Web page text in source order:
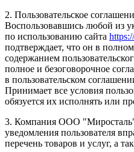
2. Пользовательское
Воспользовавшись любой из
по использованию сайта
подтверждает, что он в
содержанием
полное и безоговорочное
в пользовательском
Принимает все условия
обязуется их исполнять или
3. Компания ООО
уведомления пользователя
перечень товаров и услуг, а